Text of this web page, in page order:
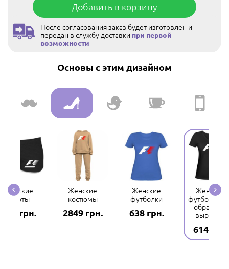
Добавить в корзину
После согласования заказ будет изготовлен и
передан в службу доставки при первой
возможности
Основы с этим дизайном
Женские
шорты
132 грн.
Женские
костюмы
2849 грн.
Женские
футболки
638 грн.
Женские
футболки с
образным
вырезом
614 грн.